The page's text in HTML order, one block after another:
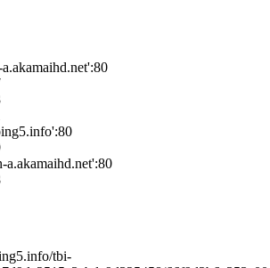
a.akamaihd.net':80
tbi-